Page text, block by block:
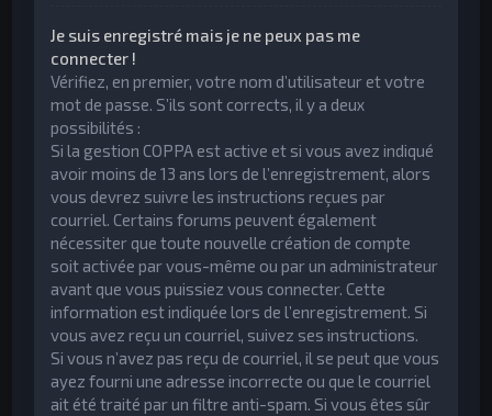
Je suis enregistré mais je ne peux pas me
connecter !
Vérifiez, en premier, votre nom d’utilisateur et votre
mot de passe. S’ils sont corrects, il y a deux
possibilités :
Si la gestion COPPA est active et si vous avez indiqué
avoir moins de 13 ans lors de l’enregistrement, alors
vous devrez suivre les instructions reçues par
courriel. Certains forums peuvent également
nécessiter que toute nouvelle création de compte
soit activée par vous-même ou par un administrateur
avant que vous puissiez vous connecter. Cette
information est indiquée lors de l’enregistrement. Si
vous avez reçu un courriel, suivez ses instructions.
Si vous n’avez pas reçu de courriel, il se peut que vous
ayez fourni une adresse incorrecte ou que le courriel
ait été traité par un filtre anti-spam. Si vous êtes sûr